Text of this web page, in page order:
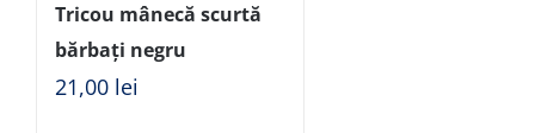
Tricou mânecă scurtă
bărbați negru
21,00 lei